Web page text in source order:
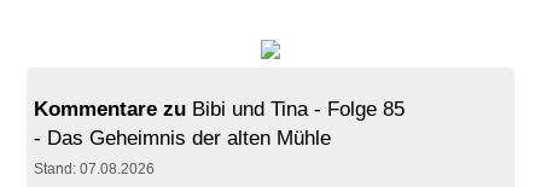
Kommentare zu Bibi und Tina - Folge 85
- Das Geheimnis der alten Mühle
Stand: 07.08.2026